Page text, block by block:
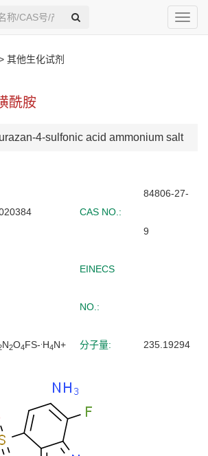
其他生化试剂
酰胺
4-sulfonic acid ammonium salt
CAS NO.:
84806-27-
9
EINECS
NO.:
N2O4FS- H4N+ 分子量: 235.19294